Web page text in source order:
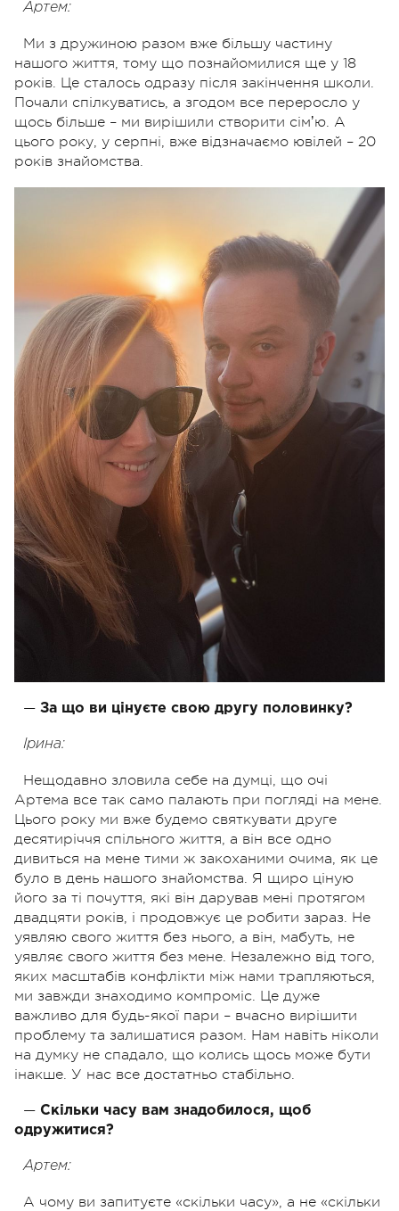
Артем:
Ми з дружиною разом вже більшу частину
нашого життя, тому що познайомилися ще у 18
років. Це сталось одразу після закінчення школи.
Почали спілкуватись, а згодом все переросло у
щось більше – ми вирішили створити сімʼю. А
цього року, у серпні, вже відзначаємо ювілей – 20
років знайомства.
— За що ви цінуєте свою другу половинку?
Ірина:
Нещодавно зловила себе на думці, що очі
Артема все так само палають при погляді на мене.
Цього року ми вже будемо святкувати друге
десятиріччя спільного життя, а він все одно
дивиться на мене тими ж закоханими очима, як це
було в день нашого знайомства. Я щиро ціную
його за ті почуття, які він дарував мені протягом
двадцяти років, і продовжує це робити зараз. Не
уявляю свого життя без нього, а він, мабуть, не
уявляє свого життя без мене. Незалежно від того,
яких масштабів конфлікти між нами трапляються,
ми завжди знаходимо компроміс. Це дуже
важливо для будь-якої пари – вчасно вирішити
проблему та залишатися разом. Нам навіть ніколи
на думку не спадало, що колись щось може бути
інакше. У нас все достатньо стабільно.
— Скільки часу вам знадобилося, щоб
одружитися?
Артем:
А чому ви запитуєте «скільки часу», а не «скільки